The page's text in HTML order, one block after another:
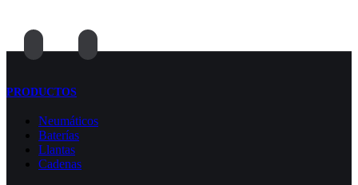
PRODUCTOS
Neumáticos
Baterías
Llantas
Cadenas